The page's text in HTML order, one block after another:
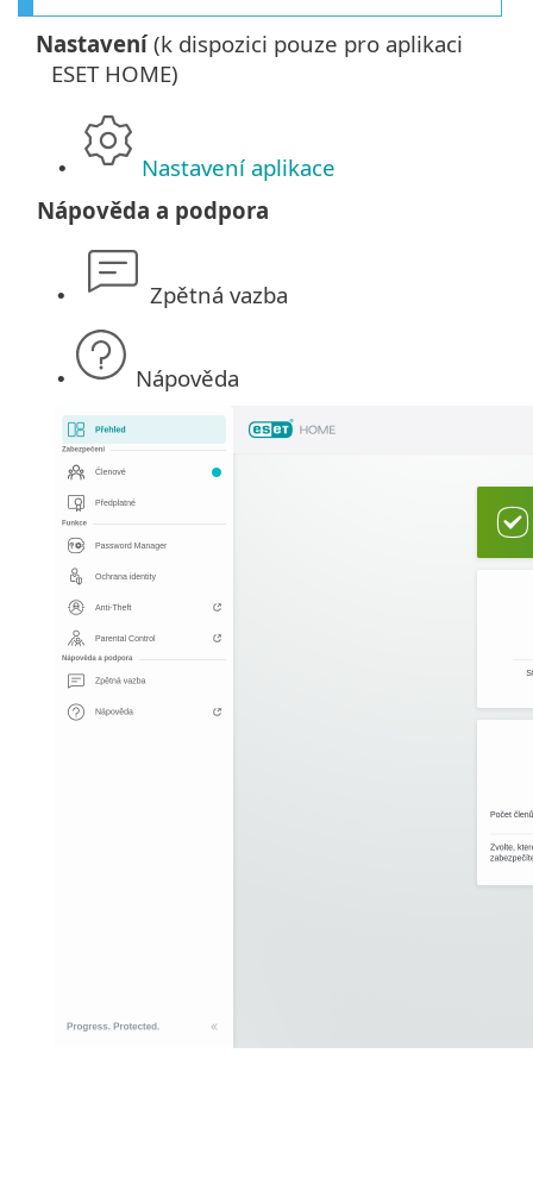
Nastavení(k dispozici pouze pro aplikaci
ESET HOME)
•
Nastavení aplikace
Nápověda a podpora
• Zpětná vazba
• Nápověda